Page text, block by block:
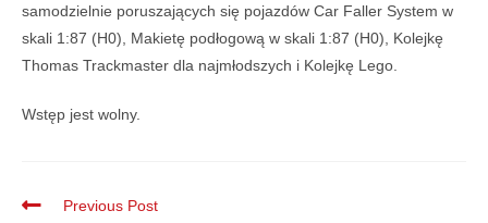
samodzielnie poruszających się pojazdów Car Faller System w
skali 1:87 (H0), Makietę podłogową w skali 1:87 (H0), Kolejkę
Thomas Trackmaster dla najmłodszych i Kolejkę Lego.
Wstęp jest wolny.
Previous Post